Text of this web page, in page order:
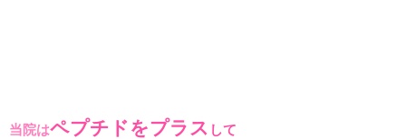
当院はペプチドをプラス して